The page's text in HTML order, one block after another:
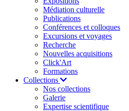
Médiation culturelle
Publications
Conférences et colloques
Excursions et voyages
Recherche
Nouvelles acquisitions
Click'Art
Formations
Collections
Nos collections
Galerie
Expertise scientifique